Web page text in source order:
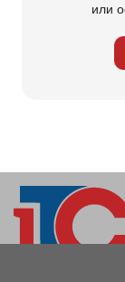
или